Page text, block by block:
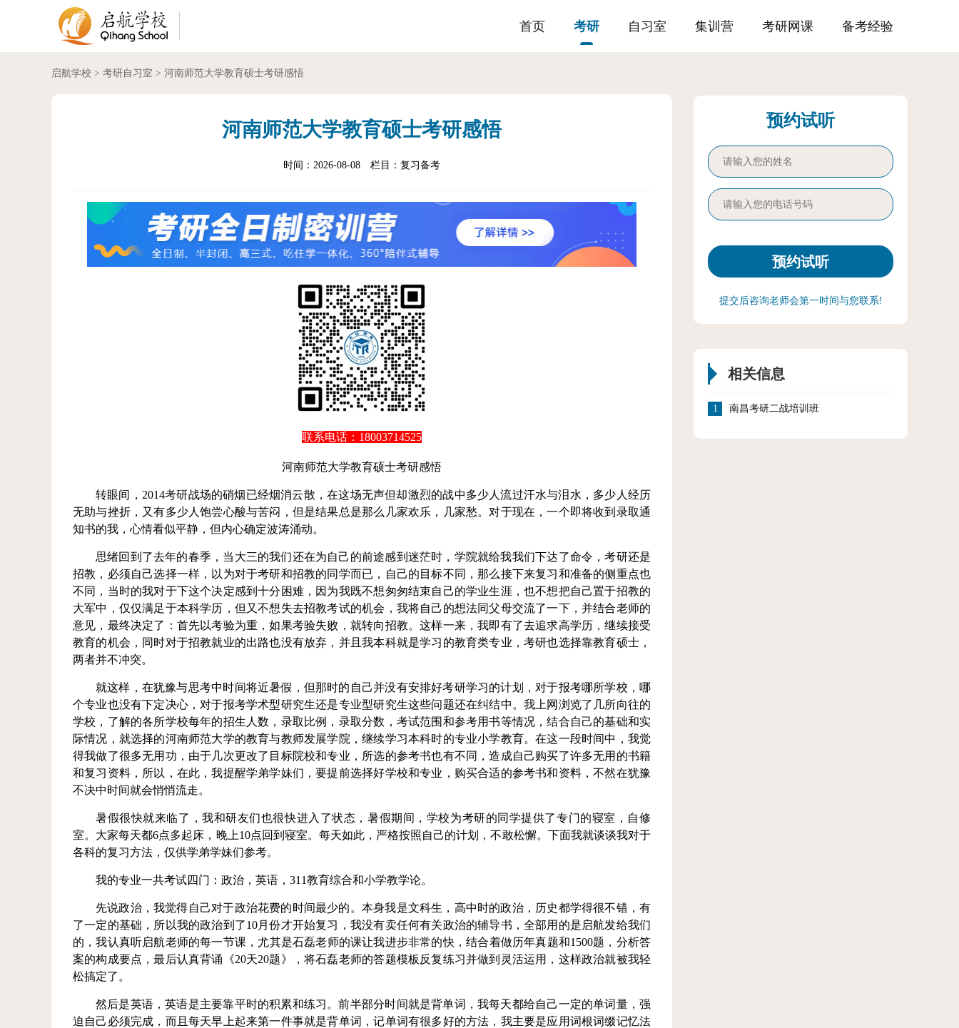
首页 考研 自习室 集训营 考研网课 备考经验
启航学校 > 考研自习室 > 河南师范大学教育硕士考研感悟
河南师范大学教育硕士考研感悟
时间：2026-08-08 栏目： 复习备考
联系电话：18003714525
河南师范大学教育硕士考研感悟
转眼间，2014考研战场的硝烟已经烟消云散，在这场无声但却激烈的战中多少人流过汗水与泪水，多少人经历
无助与挫折，又有多少人饱尝心酸与苦闷，但是结果总是那么几家欢乐，几家愁。对于现在，一个即将收到录取通
知书的我，心情看似平静，但内心确定波涛涌动。
思绪回到了去年的春季，当大三的我们还在为自己的前途感到迷茫时，学院就给我我们下达了命令，考研还是
招教，必须自己选择一样，以为对于考研和招教的同学而已，自己的目标不同，那么接下来复习和准备的侧重点也
不同，当时的我对于下这个决定感到十分困难，因为我既不想匆匆结束自己的学业生涯，也不想把自己置于招教的
大军中，仅仅满足于本科学历，但又不想失去招教考试的机会，我将自己的想法同父母交流了一下，并结合老师的
意见，最终决定了：首先以考验为重，如果考验失败，就转向招教。这样一来，我即有了去追求高学历，继续接受
教育的机会，同时对于招教就业的出路也没有放弃，并且我本科就是学习的教育类专业，考研也选择靠教育硕士，
两者并不冲突。
就这样，在犹豫与思考中时间将近暑假，但那时的自己并没有安排好考研学习的计划，对于报考哪所学校，哪
个专业也没有下定决心，对于报考学术型研究生还是专业型研究生这些问题还在纠结中。我上网浏览了几所向往的
学校，了解的各所学校每年的招生人数，录取比例，录取分数，考试范围和参考用书等情况，结合自己的基础和实
际情况，就选择的河南师范大学的教育与教师发展学院，继续学习本科时的专业小学教育。在这一段时间中，我觉
得我做了很多无用功，由于几次更改了目标院校和专业，所选的参考书也有不同，造成自己购买了许多无用的书籍
和复习资料，所以，在此，我提醒学弟学妹们，要提前选择好学校和专业，购买合适的参考书和资料，不然在犹豫
不决中时间就会悄悄流走。
暑假很快就来临了，我和研友们也很快进入了状态，暑假期间，学校为考研的同学提供了专门的寝室，自修
室。大家每天都6点多起床，晚上10点回到寝室。每天如此，严格按照自己的计划，不敢松懈。下面我就谈谈我对于
各科的复习方法，仅供学弟学妹们参考。
我的专业一共考试四门：政治，英语，311教育综合和小学教学论。
先说政治，我觉得自己对于政治花费的时间最少的。本身我是文科生，高中时的政治，历史都学得很不错，有
了一定的基础，所以我的政治到了10月份才开始复习，我没有卖任何有关政治的辅导书，全部用的是启航发给我们
的，我认真听启航老师的每一节课，尤其是石磊老师的课让我进步非常的快，结合着做历年真题和1500题，分析答
案的构成要点，最后认真背诵《20天20题》，将石磊老师的答题模板反复练习并做到灵活运用，这样政治就被我轻
松搞定了。
然后是英语，英语是主要靠平时的积累和练习。前半部分时间就是背单词，我每天都给自己一定的单词量，强
迫自己必须完成，而且每天早上起来第一件事就是背单词，记单词有很多好的方法，我主要是应用词根词缀记忆法
预约试听
提交后咨询老师会第一时间与您联系!
相关信息
1 南昌考研二战培训班